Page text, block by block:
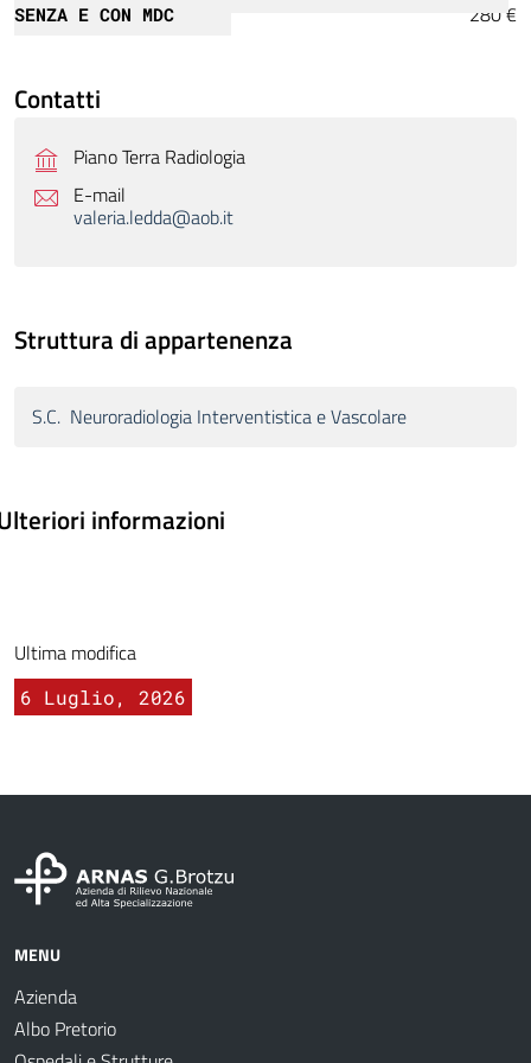
SENZA E CON MDC
280 €
Contatti
Piano Terra Radiologia
E-mail
valeria.ledda@aob.it
Struttura di appartenenza
S.C. Neuroradiologia Interventistica e Vascolare
informazioni
Ultima modifica
6 Luglio, 2026
MENU
Azienda
Albo Pretorio